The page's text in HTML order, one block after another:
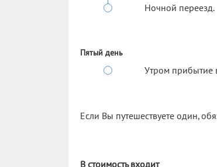
Ночной переезд.
Пятый день
Утром прибытие
Если Вы путешествуете один,
В стоимость входит